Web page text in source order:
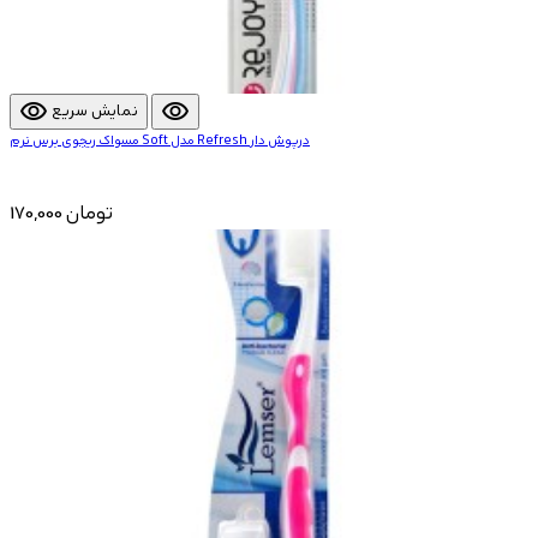
visibility نمایش سریع visibility
مسواک ریجوی برس نرم Soft مدل Refresh درپوش دار
170,000 تومان